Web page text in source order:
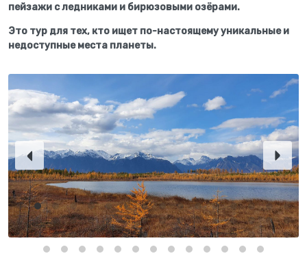
пейзажи с ледниками и бирюзовыми озёрами.
Это тур для тех, кто ищет по-настоящему уникальные и
недоступные места планеты.